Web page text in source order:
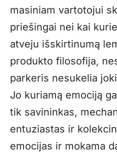
masiniam vartotojui
priešingai nei kai
atveju išskirtinumą
produkto filosofija,
parkeris nesukelia
Jo kuriamą emociją
tik savininkas,
entuziastas ir
emocijas ir mokama